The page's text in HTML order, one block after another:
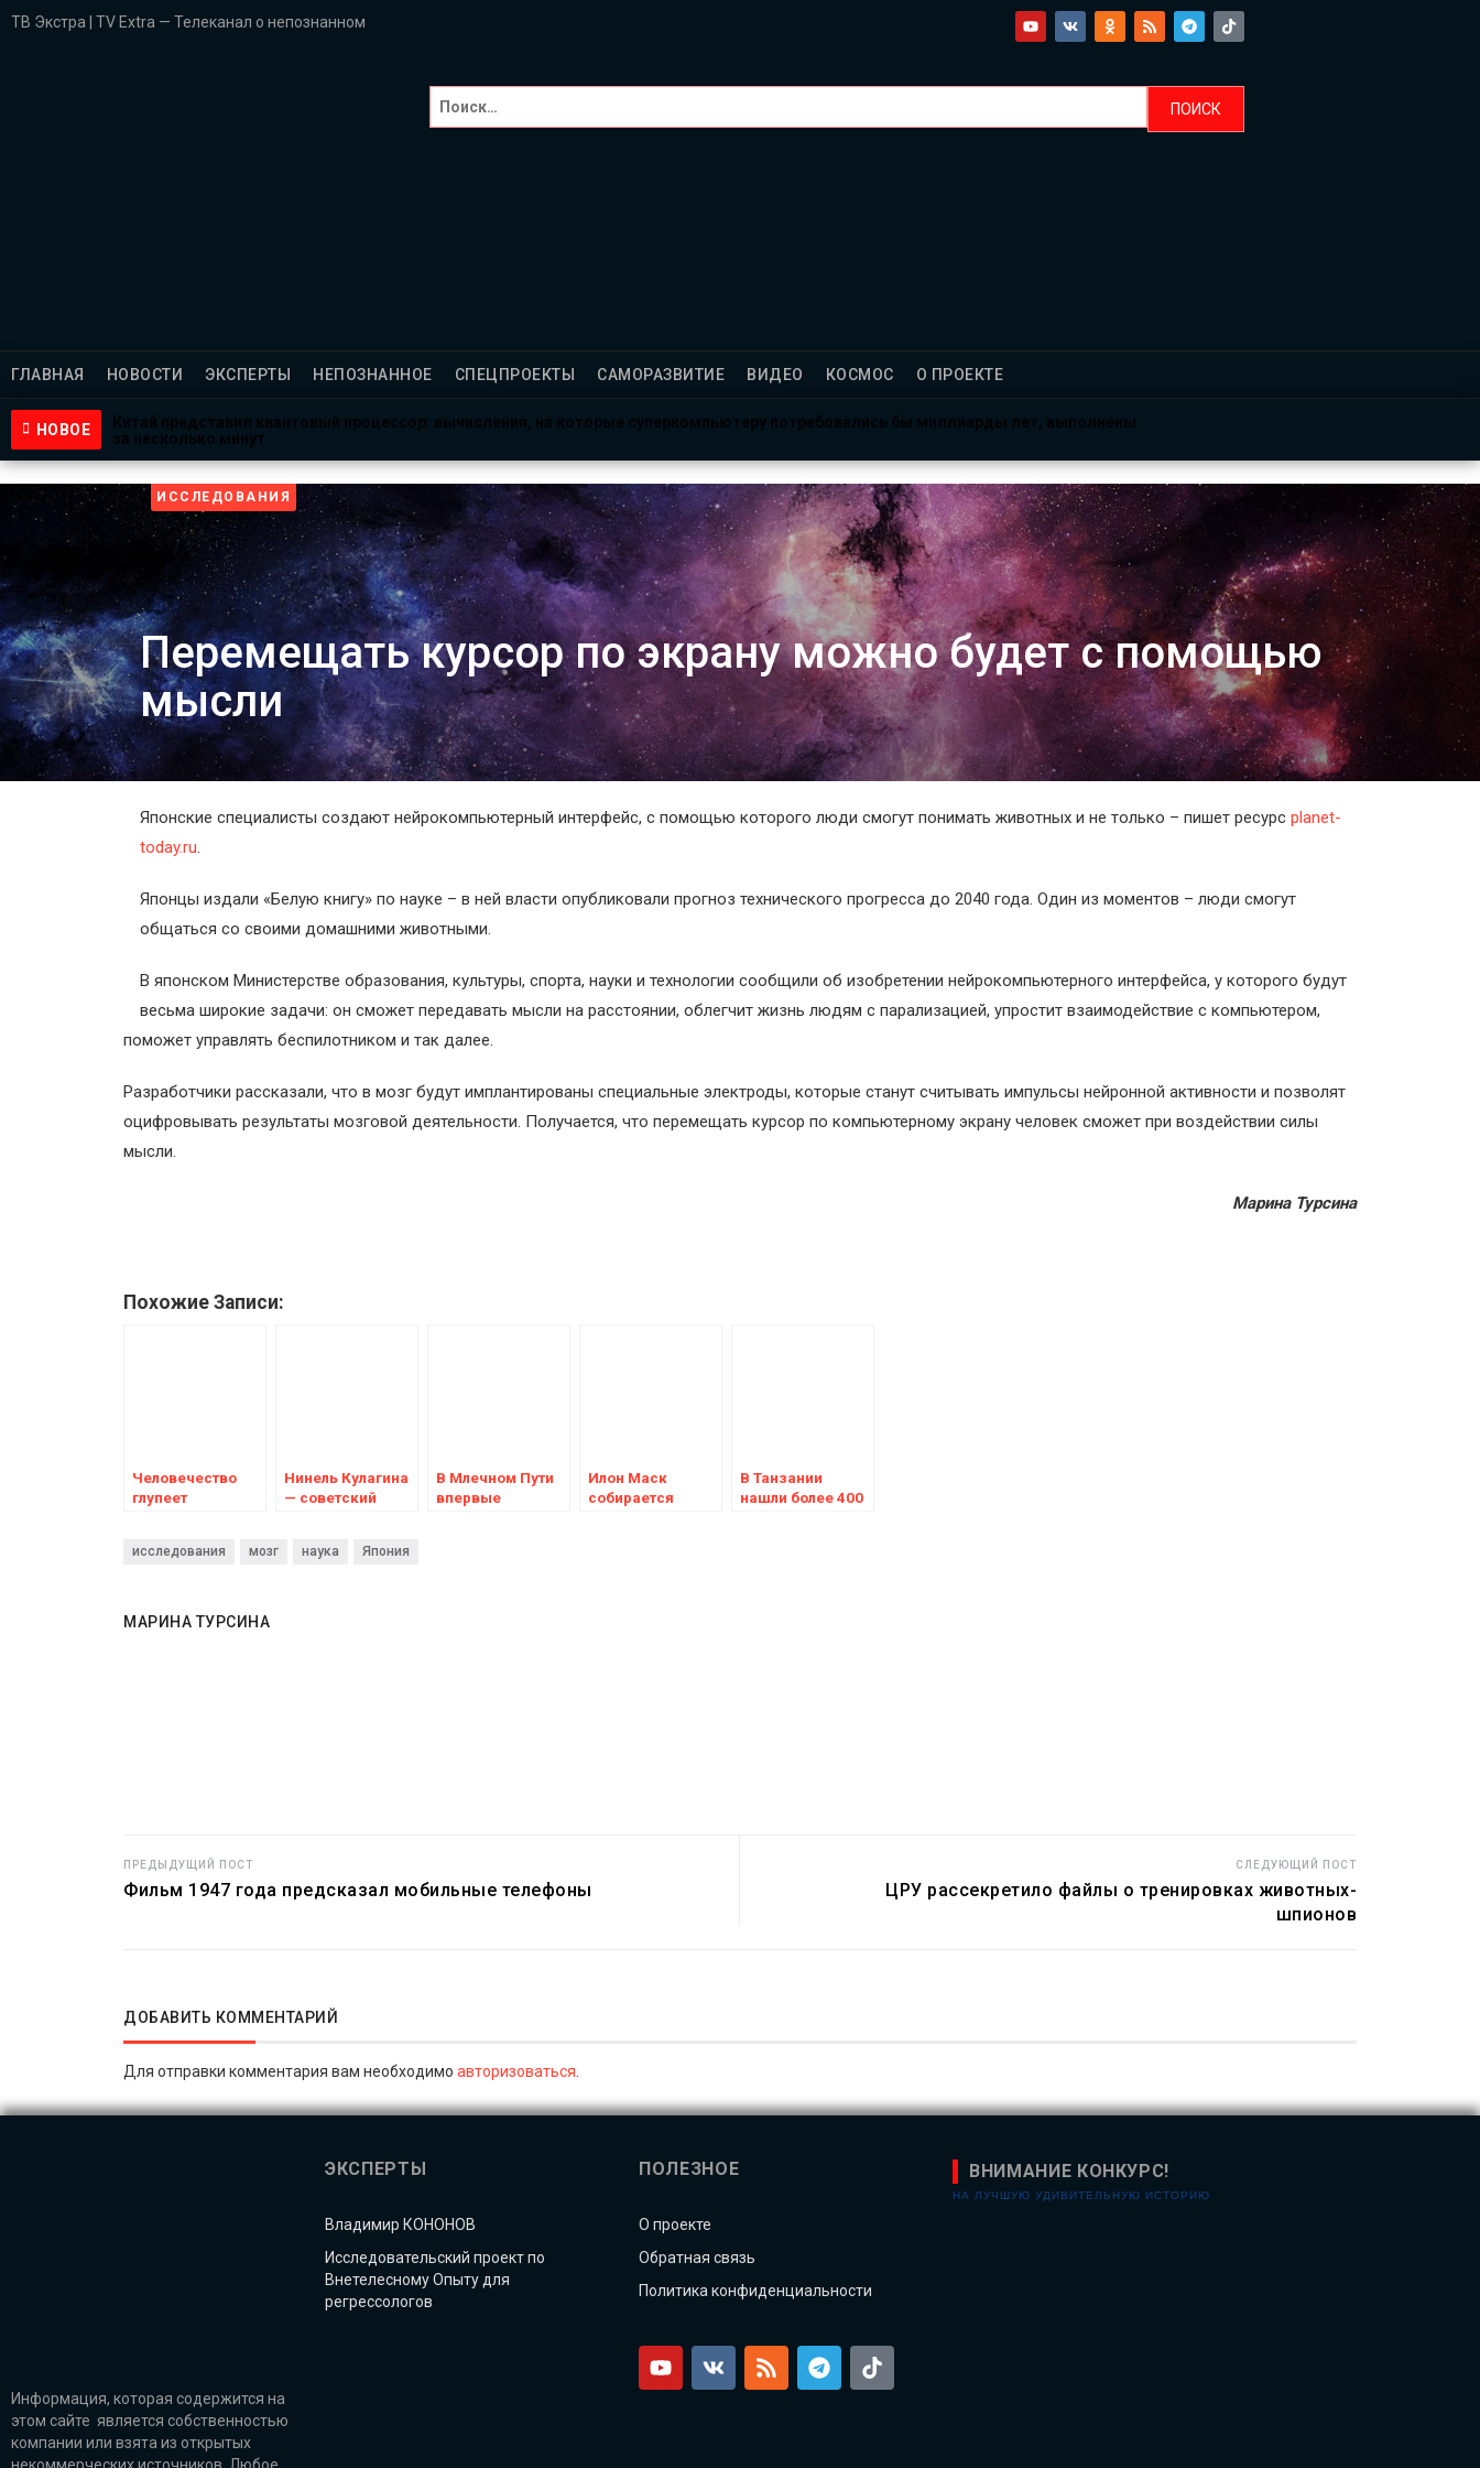
ТВ Экстра | TV Extra — Телеканал о непознанном
ГЛАВНАЯ НОВОСТИ ЭКСПЕРТЫ НЕПОЗНАННОЕ СПЕЦПРОЕКТЫ САМОРАЗВИТИЕ ВИДЕО КОСМОС О ПРОЕКТЕ
Саморазвитие
ВИДЕО
Космос
проекте
НОВОЕ
Китай представил квантовый процессор: вычисления, на которые суперкомпьютеру потребовались бы миллиарды лет, выполнены
за несколько минут
1 неделя назад
NASA ищет добровольцев для жизни на Луне и Марсе: готовы провести год в полной изоляции?
3 недели назад
Пентагон снова открыл архивы НЛО: вопросов стало больше, чем ответов
4 недели назад
ИССЛЕДОВАНИЯ
Перемещать курсор по экрану можно будет с помощью
мысли
Японские специалисты создают нейрокомпьютерный интерфейс, с помощью которого люди смогут понимать животных и не только – пишет ресурс planet-
today.ru.
Японцы издали «Белую книгу» по науке – в ней власти опубликовали прогноз технического прогресса до 2040 года. Один из моментов – люди смогут
общаться со своими домашними животными.
В японском Министерстве образования, культуры, спорта, науки и технологии сообщили об изобретении нейрокомпьютерного интерфейса, у которого будут
весьма широкие задачи: он сможет передавать мысли на расстоянии, облегчит жизнь людям с парализацией, упростит взаимодействие с компьютером,
поможет управлять беспилотником и так далее.
Разработчики рассказали, что в мозг будут имплантированы специальные электроды, которые станут считывать импульсы нейронной активности и позволят
оцифровывать результаты мозговой деятельности. Получается, что перемещать курсор по компьютерному экрану человек сможет при воздействии силы
мысли.
Марина Турсина
Похожие Записи:
Человечество
глупеет
Нинель Кулагина
— советский
В Млечном Пути
впервые
Илон Маск
собирается
В Танзании
нашли более 400
исследования мозг наука Япония
МАРИНА ТУРСИНА
ПРЕДЫДУЩИЙ ПОСТ
Фильм 1947 года предсказал мобильные телефоны
СЛЕДУЮЩИЙ ПОСТ
ЦРУ рассекретило файлы о тренировках животных-
шпионов
ДОБАВИТЬ КОММЕНТАРИЙ
Для отправки комментария вам необходимо авторизоваться
Информация, которая содержится на
этом сайте является собственностью
компании или взята из открытых
некоммерческих источников. Любое
ЭКСПЕРТЫ
Владимир КОНОНОВ
Исследовательский проект по
Внетелесному Опыту для
регрессологов
ПОЛЕЗНОЕ
О проекте
Обратная связь
Политика конфиденциальности
ВНИМАНИЕ КОНКУРС!
НА ЛУЧШУЮ УДИВИТЕЛЬНУЮ ИСТОРИЮ